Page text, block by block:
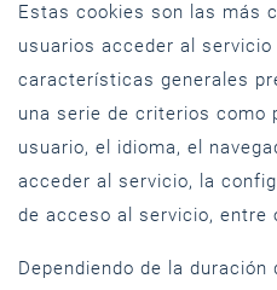
Estas cookies son las más
usuarios acceder al servicio
características generales
una serie de criterios como
usuario, el idioma, el
acceder al servicio, la
de acceso al servicio, entre
Dependiendo de la